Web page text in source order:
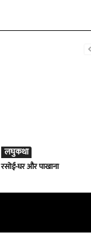
लघुकथा
रसोई-घर और पाखाना